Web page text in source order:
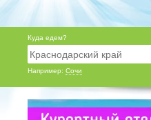
Куда едем?
Например: Сочи